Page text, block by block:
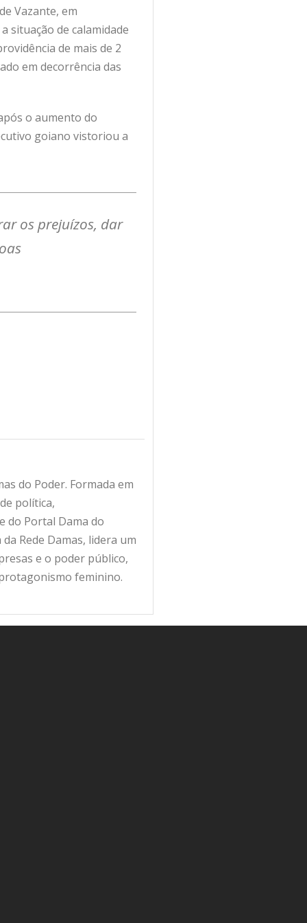
Vazante, em
situação de calamidade
de mais de 2
em decorrência das
o aumento do
goiano vistoriou a
os prejuízos, dar
do Poder. Formada em
política,
do Portal Dama do
Rede Damas, lidera um
e o poder público,
feminino.